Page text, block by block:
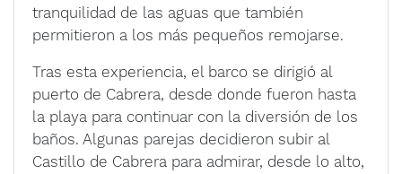
tranquilidad de las aguas que también
permitieron a los más pequeños remojarse.
Tras esta experiencia, el barco se dirigió al
puerto de Cabrera, desde donde fueron hasta
la playa para continuar con la diversión de los
baños. Algunas parejas decidieron subir al
Castillo de Cabrera para admirar, desde lo alto,